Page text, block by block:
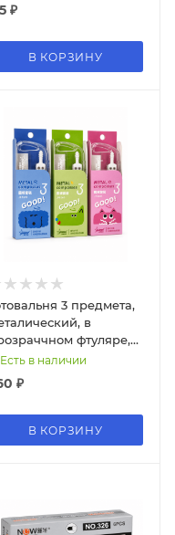
₽
В КОРЗИНУ
3 предмета,
в
фтуляре,
8140
Есть в наличии
₽
В КОРЗИНУ